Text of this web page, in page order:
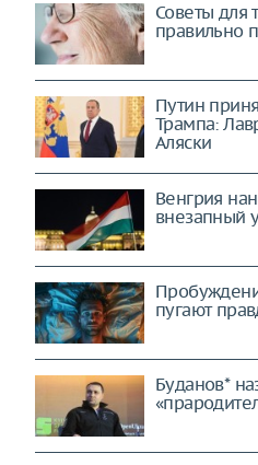
Советы для
правильно
Путин
Трампа:
Аляски
Венгрия
внезапный
пугают
Буданов*